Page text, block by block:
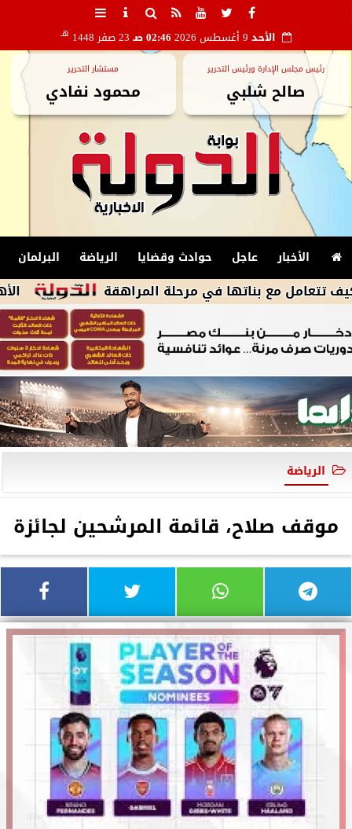
الأحد 02:46 صـ 23 صفر 1448 هـ
رئيس مجلس الإدارة ورئيس التحرير
صالح شلبي
مستشار التحرير
محمود نفادي
الأخبار عاجل حوادث وقضايا الرياضة البرلمان
الأهلى يكثف بناتها في مرحلة المراهقة
الرياضة
موقف صلاح، قائمة المرشحين لجائزة